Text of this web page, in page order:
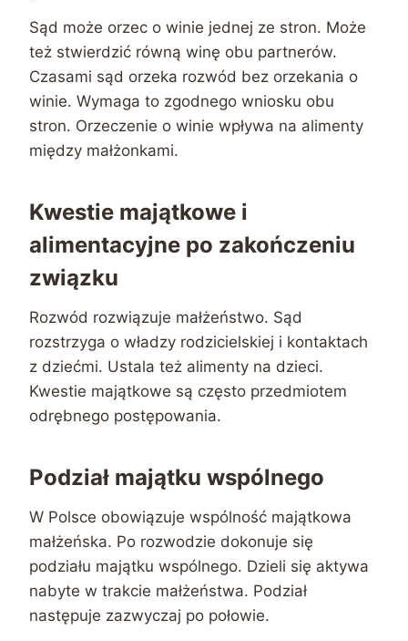
Sąd może orzec o winie jednej ze stron. Może
też stwierdzić równą winę obu partnerów.
Czasami sąd orzeka rozwód bez orzekania o
winie. Wymaga to zgodnego wniosku obu
stron. Orzeczenie o winie wpływa na alimenty
między małżonkami.
Kwestie majątkowe i
alimentacyjne po zakończeniu
związku
Rozwód rozwiązuje małżeństwo. Sąd
rozstrzyga o władzy rodzicielskiej i kontaktach
z dziećmi. Ustala też alimenty na dzieci.
Kwestie majątkowe są często przedmiotem
odrębnego postępowania.
Podział majątku wspólnego
W Polsce obowiązuje wspólność majątkowa
małżeńska. Po rozwodzie dokonuje się
podziału majątku wspólnego. Dzieli się aktywa
nabyte w trakcie małżeństwa. Podział
następuje zazwyczaj po połowie.